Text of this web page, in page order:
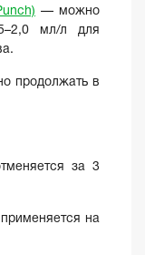
— можно
мл/л для
продолжать в
за 3
на